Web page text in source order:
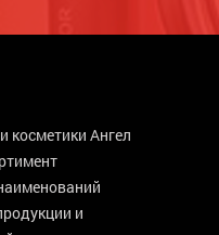
косметики Ангел
и